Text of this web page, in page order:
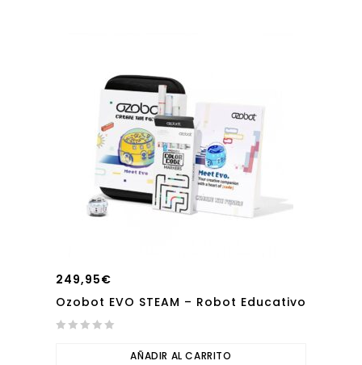
249,95€
Ozobot EVO STEAM – Robot Educativo
AÑADIR AL CARRITO